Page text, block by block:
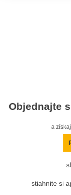
Objednajte
a
stiahnite si